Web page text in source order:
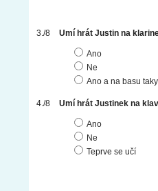
Umí hrát Justin na
Ano
Ne
Ano a na basu taky
Umí hrát Justinek na
Ano
Ne
Teprve se učí